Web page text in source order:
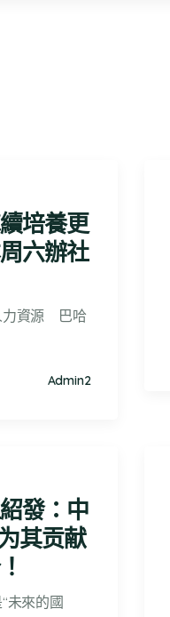
培養更
六辦社
力資源 巴哈
Admin2
發：中
其贡献
未來的國